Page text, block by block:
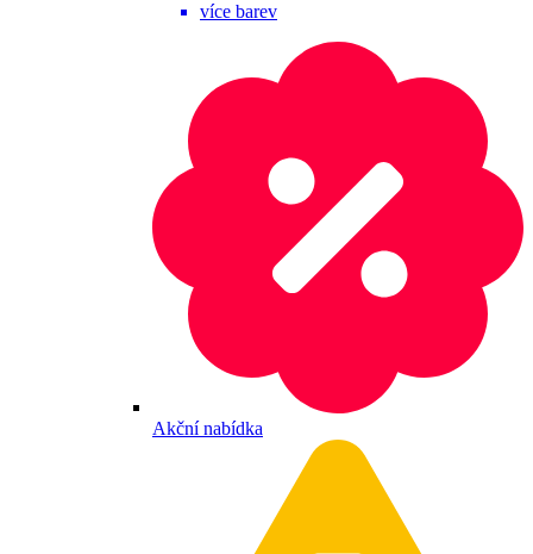
více barev
Akční nabídka